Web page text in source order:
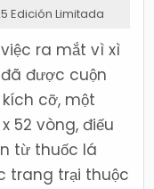
Edición Limitada
ra mắt vì xì
được cuộn
cỡ, một
52 vòng, điếu
từ thuốc lá
trang trại thuộc